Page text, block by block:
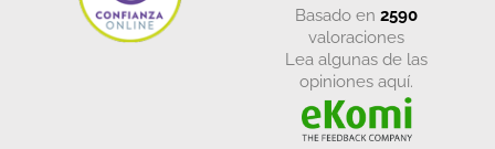
basado en 2590
valoraciones
Lea algunas de las
opiniones aquí.